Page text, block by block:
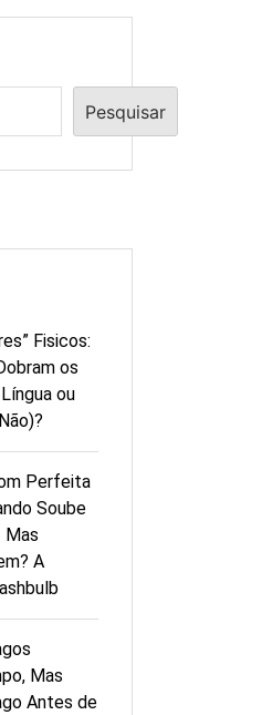
Pesquisar
Fisicos:
os
ou
Perfeita
Soube
Mas
A
Mas
Antes de